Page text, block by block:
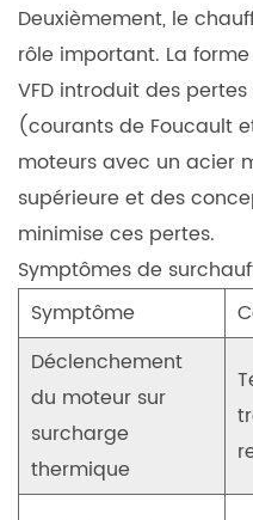
Deuxièmement, le
rôle important. La
VFD introduit des
(courants de Foucault
moteurs avec un acier
supérieure et des
minimise ces pertes.
Symptômes de
Symptôme
Déclenchement
du moteur sur
surcharge
thermique